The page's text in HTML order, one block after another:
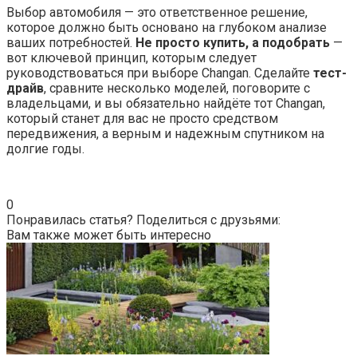
Выбор автомобиля — это ответственное решение,
которое должно быть основано на глубоком анализе
ваших потребностей. Не просто купить, а подобрать —
вот ключевой принцип, которым следует
руководствоваться при выборе Changan. Сделайте тест-
драйв, сравните несколько моделей, поговорите с
владельцами, и вы обязательно найдёте тот Changan,
который станет для вас не просто средством
передвижения, а верным и надежным спутником на
долгие годы.
0
Понравилась статья? Поделиться с друзьями:
Вам также может быть интересно